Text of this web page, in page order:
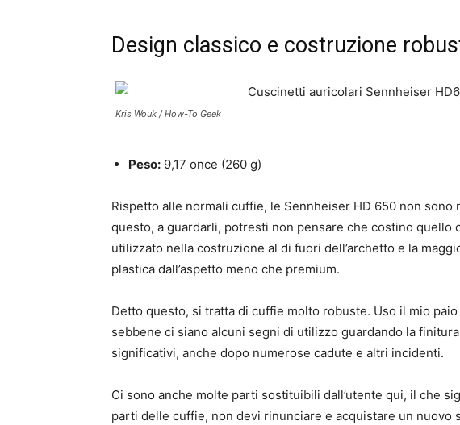
Design classico e costruzione
Kris Wouk / How-To Geek
Peso: 9,17 once (260 g)
Rispetto alle normali cuffie, le Sennheiser HD 650 non
questo, a guardarli, potresti non pensare che costino quello
utilizzato nella costruzione al di fuori dell’archetto e la
plastica dall’aspetto meno che premium.
Detto questo, si tratta di cuffie molto robuste. Uso il mio
sebbene ci siano alcuni segni di utilizzo guardando la
significativi, anche dopo numerose cadute e altri incidenti.
Ci sono anche molte parti sostituibili dall’utente qui, il che
parti delle cuffie, non devi rinunciare e acquistare un nuovo